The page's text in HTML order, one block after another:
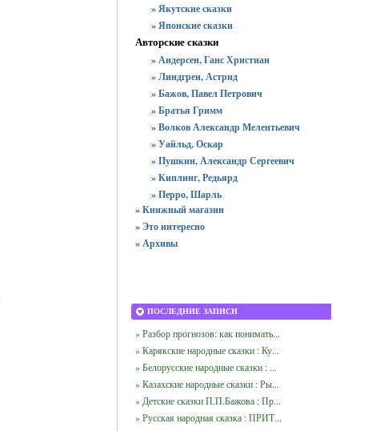
» Якутские сказки
» Японские сказки
Авторские сказки
» Андерсен, Ганс Христиан
» Линдгрен, Астрид
» Бажов, Павел Петрович
» Братья Гримм
» Волков Александр Мелентьевич
» Уайльд, Оскар
» Пушкин, Александр Сергеевич
» Киплинг, Редьярд
» Перро, Шарль
» Книжный магазин
» Это интересно
» Архивы
ПОСЛЕДНИЕ ЗАПИСИ
» Разбор прогнозов: как понимать...
» Карякские народные сказки : Ку...
» Белорусские народные сказки : ...
» Казахские народные сказки : Ры...
» Детские сказки П.П.Бажова : Пр...
» Русская народная сказка : ПРИТ...